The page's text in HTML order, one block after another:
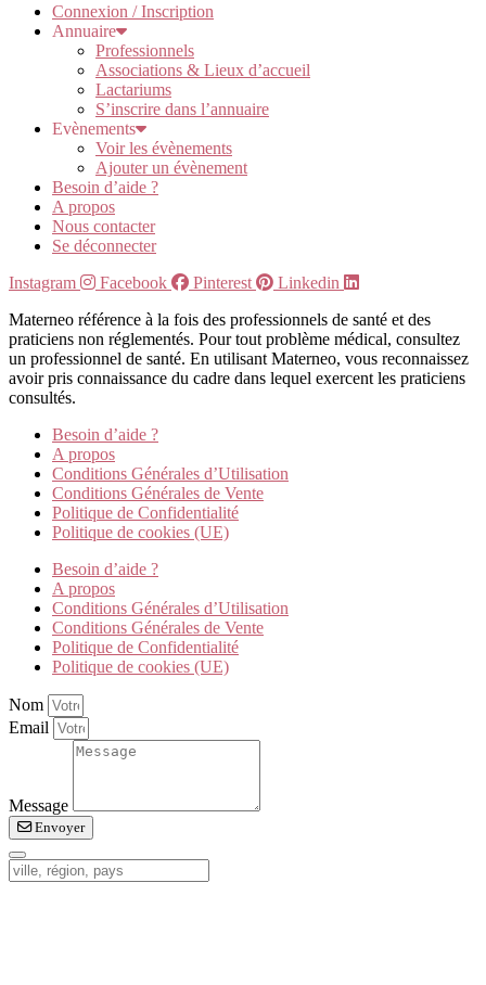
Connexion / Inscription
Annuaire
Professionnels
Associations & Lieux d’accueil
Lactariums
S’inscrire dans l’annuaire
Evènements
Voir les évènements
Ajouter un évènement
Besoin d’aide ?
A propos
Nous contacter
Se déconnecter
Instagram
Facebook Pinterest
Linkedin
Materneo référence à la fois des professionnels de santé et des
praticiens non réglementés. Pour tout problème médical, consultez
un professionnel de santé. En utilisant Materneo, vous reconnaissez
avoir pris connaissance du cadre dans lequel exercent les praticiens
consultés.
Besoin d’aide ?
A propos
Conditions Générales d’Utilisation
Conditions Générales de Vente
Politique de Confidentialité
Politique de cookies (UE)
Besoin d’aide ?
A propos
Conditions Générales d’Utilisation
Conditions Générales de Vente
Politique de Confidentialité
Politique de cookies (UE)
Nom
Email
Message
Envoyer